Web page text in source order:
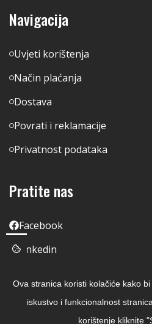
Navigacija
Uvjeti korištenja
Način plaćanja
Dostava
Povrati i reklamacije
Privatnost podataka
Pratite nas
Facebook
Linkedin
Youtube
Ova stranica koristi kolačiće kako
iskustvo i funkcionalnost
korištenje kliknite